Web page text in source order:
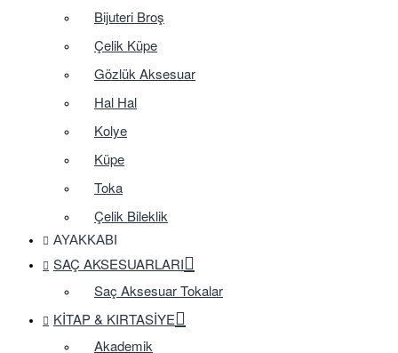
Bijuteri Broş
Çelik Küpe
Gözlük Aksesuar
Hal Hal
Kolye
Küpe
Toka
Çelik Bileklik
AYAKKABI
SAÇ AKSESUARLARI
Saç Aksesuar Tokalar
KITAP & KIRTASIYE
Akademik